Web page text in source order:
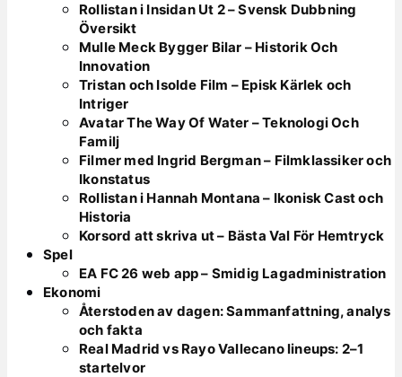
Rollistan i Insidan Ut 2 – Svensk Dubbning
Översikt
Mulle Meck Bygger Bilar – Historik Och
Innovation
Tristan och Isolde Film – Episk Kärlek och
Intriger
Avatar The Way Of Water – Teknologi Och
Familj
Filmer med Ingrid Bergman – Filmklassiker och
Ikonstatus
Rollistan i Hannah Montana – Ikonisk Cast och
Historia
Korsord att skriva ut – Bästa Val För Hemtryck
Spel
EA FC 26 web app – Smidig Lagadministration
Ekonomi
Återstoden av dagen: Sammanfattning, analys
och fakta
Real Madrid vs Rayo Vallecano lineups: 2–1
startelvor